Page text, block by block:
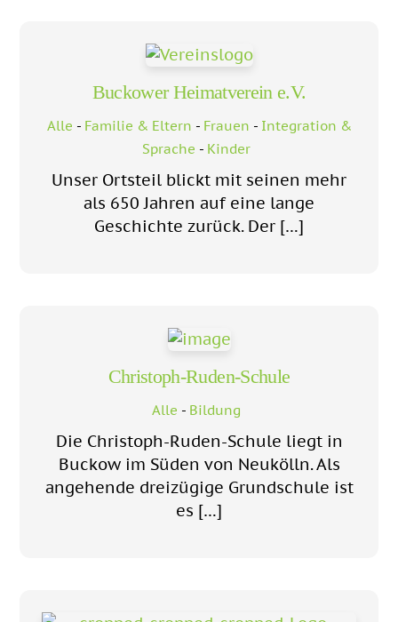
Buckower Heimatverein e.V.
Alle - Familie & Eltern - Frauen - Integration &
Sprache - Kinder
Unser Ortsteil blickt mit seinen mehr
als 650 Jahren auf eine lange
Geschichte zurück. Der […]
Christoph-Ruden-Schule
Alle - Bildung
Die Christoph-Ruden-Schule liegt in
Buckow im Süden von Neukölln. Als
angehende dreizügige Grundschule ist
es […]